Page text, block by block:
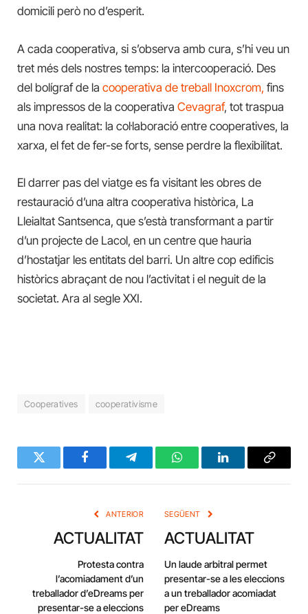
domicili però no d’esperit.
A cada cooperativa, si s’observa amb cura, s’hi veu un
tret més dels nostres temps: la intercooperació. Des
del bolígraf de la cooperativa de treball Inoxcrom, fins
als impressos de la cooperativa Cevagraf, tot traspua
una nova realitat: la col·laboració entre cooperatives, la
xarxa, el fet de fer-se forts, sense perdre la flexibilitat.
El darrer pas del viatge es fa visitant les obres de
restauració d’una altra cooperativa històrica, La
Lleialtat Santsenca, que s’està transformant a partir
d’un projecte de Lacol, en un centre que hauria
d’hostatjar les entitats del barri. Un altre cop edificis
històrics abraçant de nou l’activitat i el neguit de la
societat. Ara al segle XXI.
Cooperatives cooperativisme
Twitter FacebookTelegramWhatsAppLinkedInCopy
ANTERIOR
ACTUALITAT
Protesta contra
l’acomiadament d’un
treballador d’eDreams per
presentar-se a eleccions
SEGÜENT
ACTUALITAT
Un laude arbitral permet
presentar-se a les eleccions
a un treballador acomiadat
per eDreams